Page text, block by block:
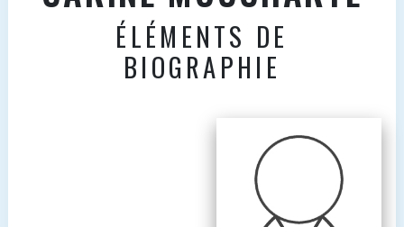
ÉLÉMENTS DE
BIOGRAPHIE